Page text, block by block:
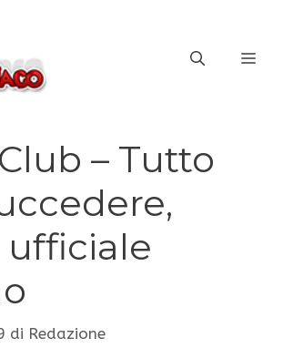
– Tutto
di Redazione